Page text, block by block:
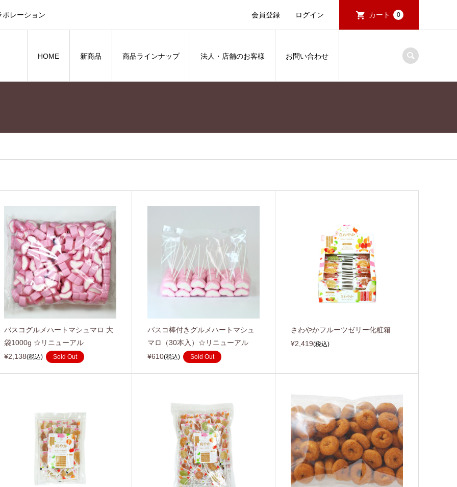
レーション 会員登録 ログイン カート 0
HOME 新商品 商品ラインナップ 法人・店舗のお客様 お問い合わせ
バスコグルメハートマシュマロ 大
袋1000g ☆リニューアル
¥2,138(税込) Sold Out
バスコ棒付きグルメハートマシュ
マロ（30本入）☆リニューアル
¥610(税込) Sold Out
さわやかフルーツゼリー化粧箱
¥2,419(税込)